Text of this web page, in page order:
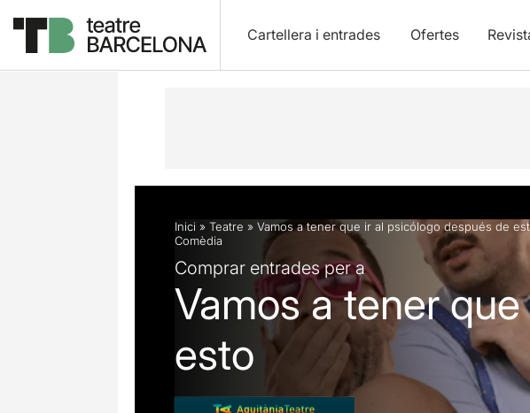
Cartellera i entrades Ofertes
Descripció Fitxa artística Fotos i vídeos Opinions
Inici » Teatre » Vamos a tener que ir al psicólogo después de
Comèdia
Comprar entrades per a
Vamos a tener
esto